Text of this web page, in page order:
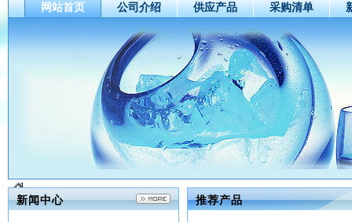
网站首页 公司介绍 供应产品 采购清单
新闻中心 推荐产品